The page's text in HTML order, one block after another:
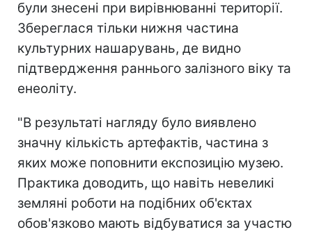
були знесені при вирівнюванні території.
Збереглася тільки нижня частина
культурних нашарувань, де видно
підтвердження раннього залізного віку та
енеоліту.
"В результаті нагляду було виявлено
значну кількість артефактів, частина з
яких може поповнити експозицію музею.
Практика доводить, що навіть невеликі
земляні роботи на подібних об'єктах
обов'язково мають відбуватися за участю